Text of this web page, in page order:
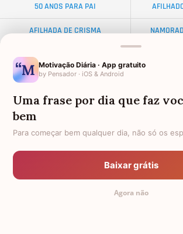
50 ANOS PARA PAI
AFILHADA DE CRISMA
EX-SOGRO
AFILHADO PARA MADRINHA
34 ANOS FRASES
Motivação Diária · App gratuito
by Pensador · iOS & Android
Uma frase por dia que faz
bem
Para começar bem qualquer dia, não só os
Baixar grátis
Agora não